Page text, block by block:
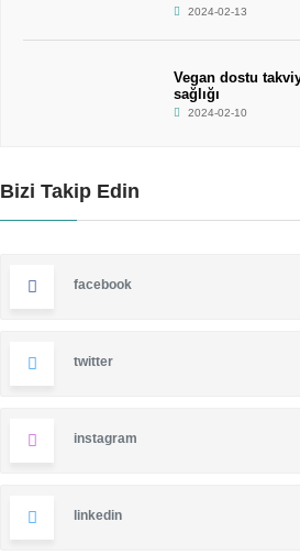
2024-02-13
Vegan dostu
sağlığı
2024-02-10
Bizi Takip Edin
facebook
twitter
instagram
linkedin